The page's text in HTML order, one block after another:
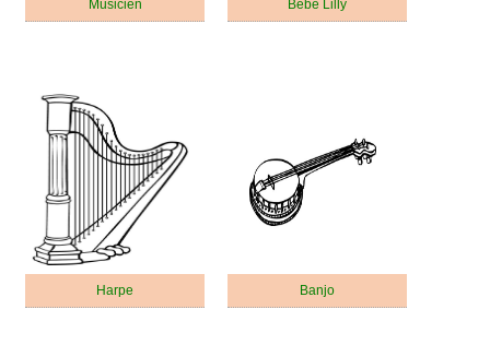
Musicien Bébé Lilly
Harpe Banjo